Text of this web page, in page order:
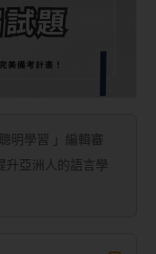
明學習 」編輯審
升亞洲人的語言學